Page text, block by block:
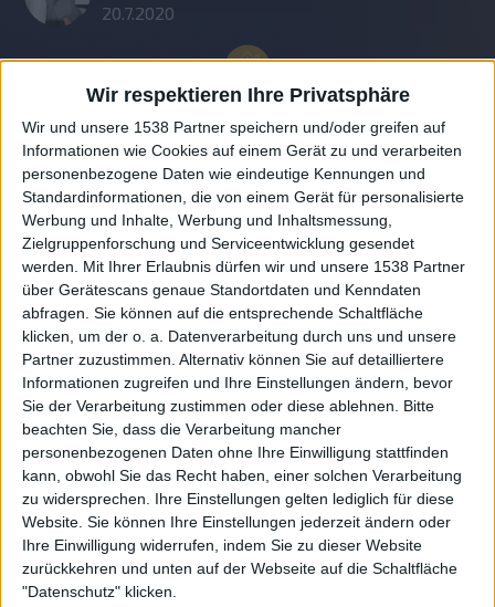
Wir respektieren Ihre Privatsphäre
Wir und unsere 1538 Partner speichern und/oder greifen auf
Informationen wie Cookies auf einem Gerät zu und verarbeiten
personenbezogene Daten wie eindeutige Kennungen und
Standardinformationen, die von einem Gerät für personalisierte
Werbung und Inhalte, Werbung und Inhaltsmessung,
Zielgruppenforschung und Serviceentwicklung gesendet
werden.
Mit Ihrer Erlaubnis dürfen wir und unsere 1538 Partner
über Gerätescans genaue Standortdaten und Kenndaten
abfragen. Sie können auf die entsprechende Schaltfläche
klicken, um der o. a. Datenverarbeitung durch uns und unsere
Partner zuzustimmen. Alternativ können Sie auf detailliertere
Informationen zugreifen und Ihre Einstellungen ändern, bevor
Sie der Verarbeitung zustimmen oder diese ablehnen.
Bitte
beachten Sie, dass die Verarbeitung mancher
personenbezogenen Daten ohne Ihre Einwilligung stattfinden
kann, obwohl Sie das Recht haben, einer solchen Verarbeitung
zu widersprechen. Ihre Einstellungen gelten lediglich für diese
Website. Sie können Ihre Einstellungen jederzeit ändern oder
Ihre Einwilligung widerrufen, indem Sie zu dieser Website
zurückkehren und unten auf der Webseite auf die Schaltfläche
"Datenschutz" klicken.
20.7.2020
Auf DESMONDO findet Ihr Inspirationen für
individuelles, gemütliches und intelligentes Wohnen,
die aktuellsten Einrichtungstrends und Informatives zu
neuesten Smart Home Systemen.
About
DESMONDO Suche
Rechtliches
Impressum
Datenschutz
Sitemap